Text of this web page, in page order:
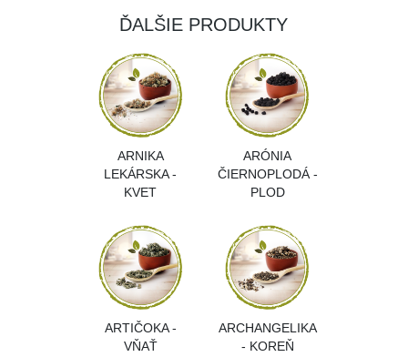
ĎALŠIE PRODUKTY
ARNIKA
LEKÁRSKA -
KVET
ARÓNIA
ČIERNOPLODÁ -
PLOD
ARTIČOKA -
VŇAŤ
ARCHANGELIKA
- KOREŇ